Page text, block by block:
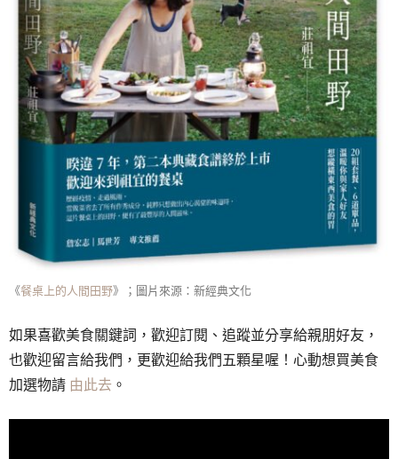
《餐桌上的人間田野》；圖片來源：新經典文化
如果喜歡美食關鍵詞，歡迎訂閱、追蹤並分享給親朋好友，
也歡迎留言給我們，更歡迎給我們五顆星喔！心動想買美食
加選物請 由此去 。